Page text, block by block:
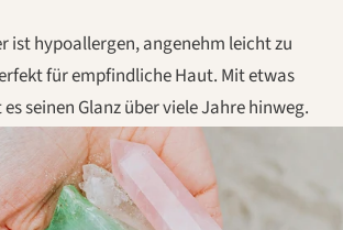
ist hypoallergen, angenehm leicht zu
für empfindliche Haut. Mit etwas
seinen Glanz über viele Jahre hinweg.